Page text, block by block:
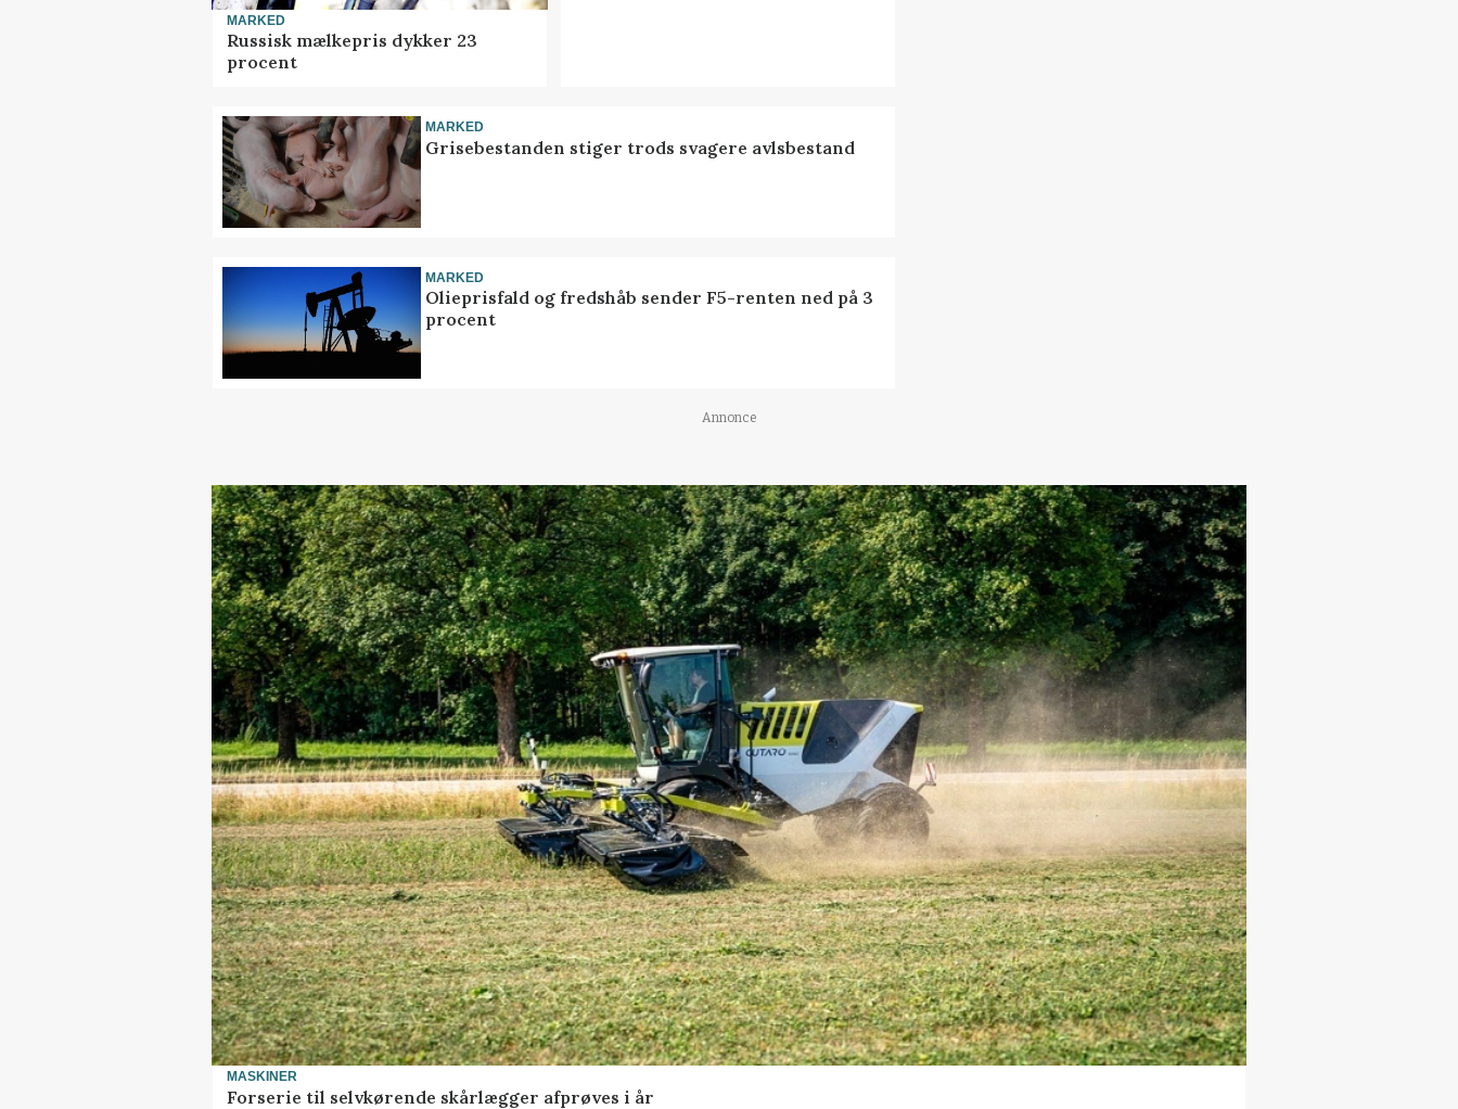
MARKED
Russisk mælkepris dykker 23
procent
MARKED
Grisebestanden stiger trods svagere avlsbestand
MARKED
Olieprisfald og fredshåb sender F5-renten ned på 3
procent
Annonce
MASKINER
Forserie til selvkørende skårlægger afprøves i år